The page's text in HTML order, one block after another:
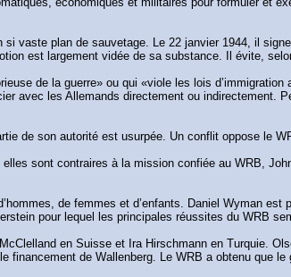
vaste plan de sauvetage. Le 22 janvier 1944, il
est largement vidée de sa substance. Il évite,
de la guerre» ou qui «viole les lois
avec les Allemands directement ou indirectement.
de son autorité est usurpée. Un conflit oppose le
sont contraires à la mission confiée au WRB,
de femmes et d’enfants. Daniel Wyman
pour lequel les principales réussites du WRB
en Suisse et Ira Hirschmann en Turquie.
de Wallenberg. Le WRB a obtenu que